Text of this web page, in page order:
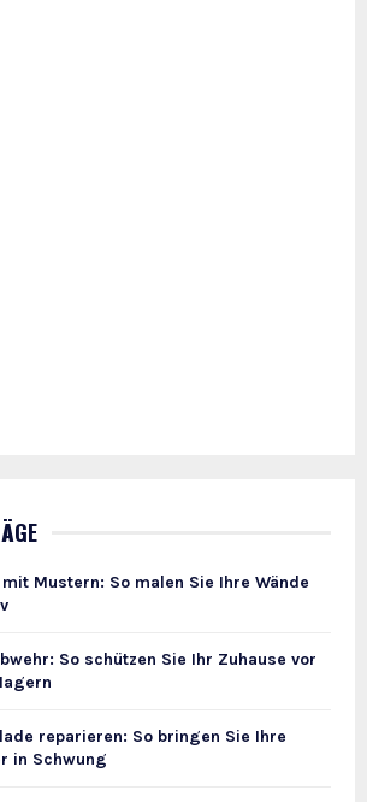
Mustern: So malen Sie Ihre Wände
So schützen Sie Ihr Zuhause vor
reparieren: So bringen Sie Ihre
in Schwung